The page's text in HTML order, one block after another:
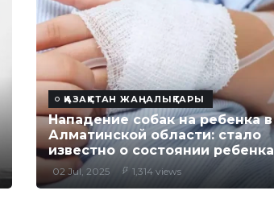
ҚАЗАҚСТАН ЖАҢАЛЫҚТАРЫ
Нападение собак на ребенка в
Алматинской области: стало
известно о состоянии ребенка
02 Jul, 2025 1,314 views